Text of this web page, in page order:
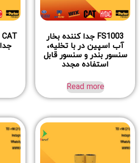
FS1003 جدا کننده بخار
آب اسپین در با تخلیه،
سنسور بندر و سنسور قابل
استفاده مجدد
Read more